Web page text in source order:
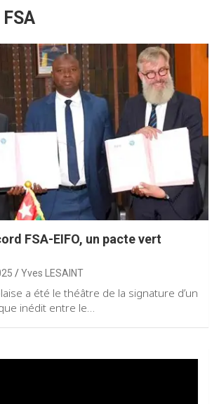
FSA
FSA-EIFO, un pacte vert
Yves LESAINT
a été le théâtre de la signature d’un
inédit entre le…